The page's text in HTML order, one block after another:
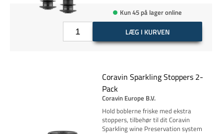
Kun 45 på lager online
LÆG I KURVEN
Coravin Sparkling Stoppers 2-
Pack
Coravin Europe B.V.
Hold boblerne friske med ekstra
stoppers, tilbehør til dit Coravin
Sparkling wine Preservation system